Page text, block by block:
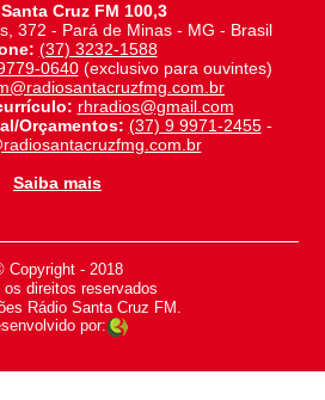
Cruz FM 100,3
372 - Pará de Minas - MG - Brasil
(37) 3232-1588
0640(exclusivo para ouvintes)
rhradios@gmail.com
Orçamentos: (37) 9 9971-2455-
Saiba mais
Copyright - 2018
-
os direitos reservados
-
Rádio Santa Cruz FM.
por: